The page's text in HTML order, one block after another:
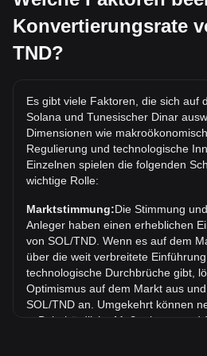
1,070.32TND kosten.
Was ist der höchste Kurs von
Der bisherige Höchstkurs von 1
Wie ist der Kurstrend von in
In den letzten 7 Tagen ist der
(SOL) um 0.59% gefallen. Im
Wechselkurs von Solana (SOL)
Konvertierungsrate
TND?
Es gibt viele Faktoren, die sich auf
Solana und Tunesischer Dinar
Dimensionen wie
Regulierung und technologische
Einzelnen spielen die folgenden
wichtige Rolle:
Marktstimmung:Die Stimmung
Anleger haben einen erheblichen
von SOL/TND. Wenn es auf dem
über die weit verbreitete
technologische Durchbrüche gibt,
Optimismus auf dem Markt aus
SOL/TND an. Umgekehrt können
z. B. behördliche Maßnahmen und